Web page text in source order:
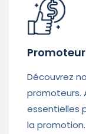
Découvrez
promoteurs.
essentielles
la